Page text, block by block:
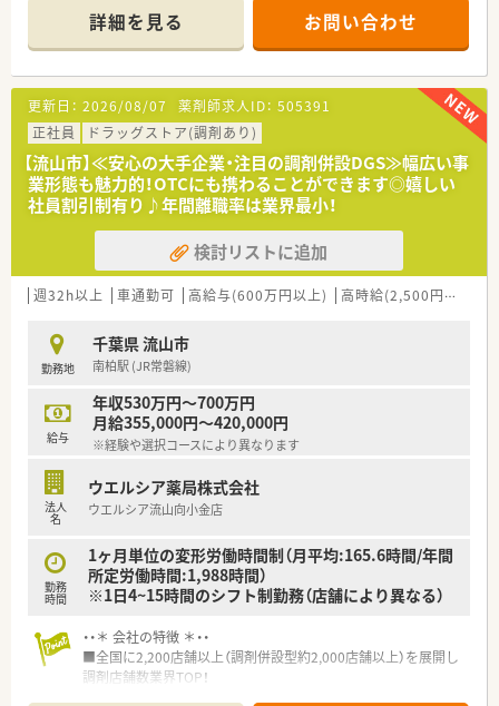
頑張り次第で高給与も可能！
■経験や勤務コースによりますが、経験の少ない方でも500万前
半スタートと業界TOP水準！
■職種や職域に合わせ、豊富な社内研修や外部組織と連携した研
修を用意されています
■薬剤師が中心の会社だからこそ活躍できるキャリアパスが多
種多様に用意されています。
■店舗拡大に伴い、エリアマネジャーや営業部長等のマネジメン
トのポジションも増えます。
■在宅や教育等の専門性を活かせるスペシャリストを目指すこ
とも可能です。
■その他にも、管理部門や商品部門等の本社スタッフなど活動領
域は多種多様です。
■在宅実施店舗は年々増加しており、在宅医療へもしっかりと関
わる事ができます。
時短勤務ができるよう変更予定です。
■年間休日が120日とワークライフバランスが整っています
■日用品から常備薬まで、従業員割引制度など嬉しいメリットも
たくさんあります！
詳細を見る お問い合わせ
更新日： 2026/08/07 薬剤師求人ID： 505391
正社員
ドラッグストア(調剤あり)
【流山市】≪安心の大手企業・注目の調剤併設DGS≫幅広い事
業形態も魅力的！OTCにも携わることができます◎嬉しい
社員割引制有り♪年間離職率は業界最小！
検討リストに追加
週32h以上 車通勤可 高給与(600万円以上) 高時給(2,500円以上)
勤務地
千葉県 流山市
南柏駅 (JR常磐線)
給与
年収530万円～700万円
月給355,000円～420,000円
※経験や選択コースにより異なります
法人
名
ウエルシア薬局株式会社
ウエルシア流山向小金店
勤務
時間
1ヶ月単位の変形労働時間制（月平均:165.6時間/年間
所定労働時間:1,988時間）
※1日4~15時間のシフト制勤務（店舗により異なる）
・・＊ 会社の特徴 ＊・・
■全国に2,200店舗以上（調剤併設型約2,000店舗以上）を展開し
調剤店舗数業界TOP！